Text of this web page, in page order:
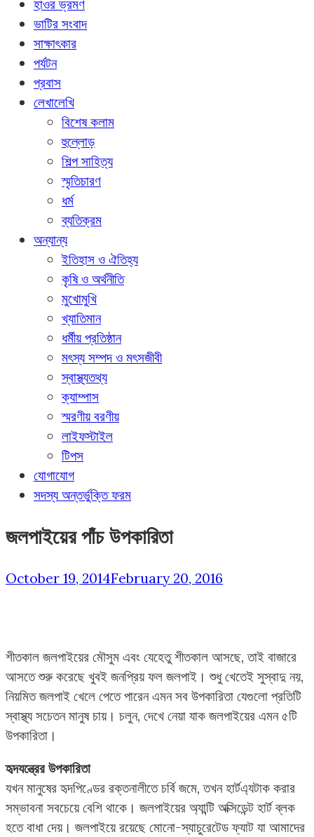
হাওর ভ্রমণ
ভাটির সংবাদ
সাক্ষাৎকার
পর্যটন
প্রবাস
লেখালেখি
বিশেষ কলাম
হুল্লোড়
শিল্প সাহিত্য
স্মৃতিচারণ
ধর্ম
ব্যতিক্রম
অন্যান্য
ইতিহাস ও ঐতিহ্য
কৃষি ও অর্থনীতি
মুখোমুখি
খ্যাতিমান
ধর্মীয় প্রতিষ্ঠান
মৎস্য সম্পদ ও মৎসজীবী
স্বাস্থ্যতথ্য
ক্যাম্পাস
স্মরণীয় বরণীয়
লাইফস্টাইল
টিপস
যোগাযোগ
সদস্য অন্তর্ভুক্তি ফরম
জলপাইয়ের পাঁচ উপকারিতা
October 19, 2014February 20, 2016
শীতকাল জলপাইয়ের মৌসুম এবং যেহেতু শীতকাল আসছে, তাই বাজারে
আসতে শুরু করেছে খুবই জনপ্রিয় ফল জলপাই। শুধু খেতেই সুস্বাদু নয়,
নিয়মিত জলপাই খেলে পেতে পারেন এমন সব উপকারিতা যেগুলো প্রতিটি
স্বাস্থ্য সচেতন মানুষ চায়। চলুন, দেখে নেয়া যাক জলপাইয়ের এমন ৫টি
উপকারিতা।
হৃদযন্ত্রের উপকারিতা
যখন মানুষের হৃদপিণ্ডের রক্তনালীতে চর্বি জমে, তখন হার্টএ্যটাক করার
সম্ভাবনা সবচেয়ে বেশি থাকে। জলপাইয়ের অ্যান্টি অক্সিডেন্ট হার্ট ব্লক
হতে বাধা দেয়। জলপাইয়ে রয়েছে মোনো-স্যাচুরেটেড ফ্যাট যা আমাদের